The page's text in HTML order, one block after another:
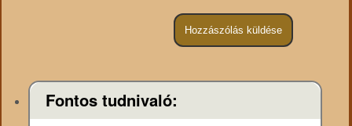
Fontos tudnivaló: